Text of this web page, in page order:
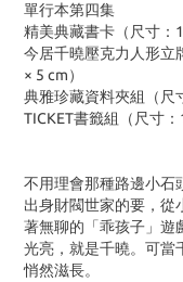
單行本第四集
精美典藏書卡（尺寸：
今居千曉壓克力人形立
× 5 cm）
典雅珍藏資料夾組（尺
TICKET書籤組（尺寸：
不用理會那種路邊小石
出身財閥世家的要，從
著無聊的「乖孩子」遊
光亮，就是千曉。可當
悄然滋長。